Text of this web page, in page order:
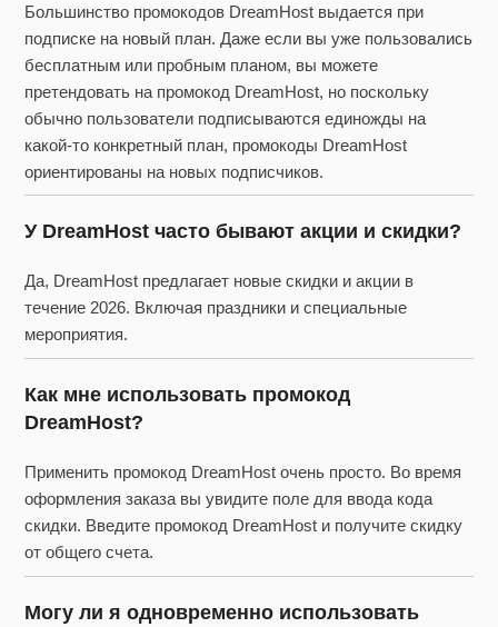
Большинство промокодов DreamHost выдается при
подписке на новый план. Даже если вы уже пользовались
бесплатным или пробным планом, вы можете
претендовать на промокод DreamHost, но поскольку
обычно пользователи подписываются единожды на
какой-то конкретный план, промокоды DreamHost
ориентированы на новых подписчиков.
У DreamHost часто бывают акции и скидки?
Да, DreamHost предлагает новые скидки и акции в
течение 2026. Включая праздники и специальные
мероприятия.
Как мне использовать промокод
DreamHost?
Применить промокод DreamHost очень просто. Во время
оформления заказа вы увидите поле для ввода кода
скидки. Введите промокод DreamHost и получите скидку
от общего счета.
Могу ли я одновременно использовать